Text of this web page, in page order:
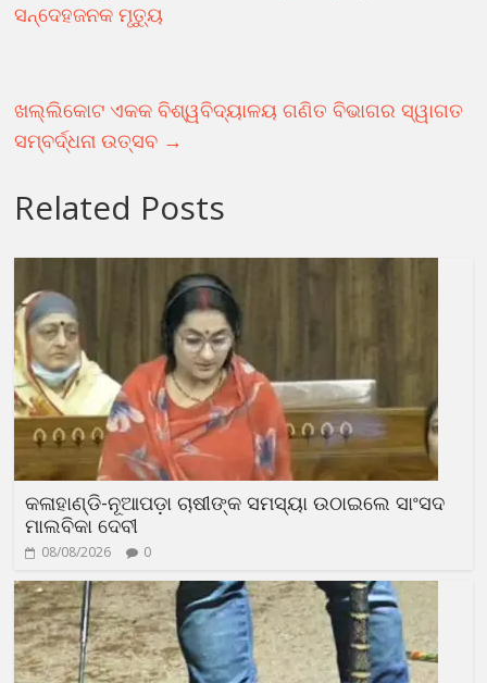
ସନ୍ଦେହଜନକ ମୃତ୍ୟୁ
ଖଲ୍ଲିକୋଟ ଏକକ ବିଶ୍ୱବିଦ୍ୟାଳୟ ଗଣିତ ବିଭାଗର ସ୍ୱାଗତ
ସମ୍ବର୍ଦ୍ଧନା ଉତ୍ସବ →
Related Posts
କଳାହାଣ୍ଡି-ନୂଆପଡ଼ା ଚାଷୀଙ୍କ ସମସ୍ୟା ଉଠାଇଲେ ସାଂସଦ
ମାଲବିକା ଦେବୀ
08/08/2026 0